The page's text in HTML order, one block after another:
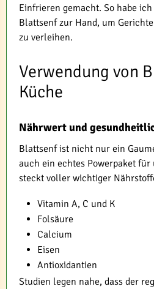
Einfrieren gemacht. So habe
Blattsenf zur Hand, um
zu verleihen.
Verwendung von
Küche
Nährwert und
Blattsenf ist nicht nur ein
auch ein echtes Powerpaket für
steckt voller wichtiger
Vitamin A, C und K
Folsäure
Calcium
Eisen
Antioxidantien
Studien legen nahe, dass der